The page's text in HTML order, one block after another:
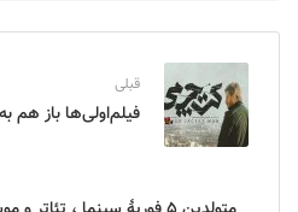
قبلی
فیلم‌اولی‌ها باز هم